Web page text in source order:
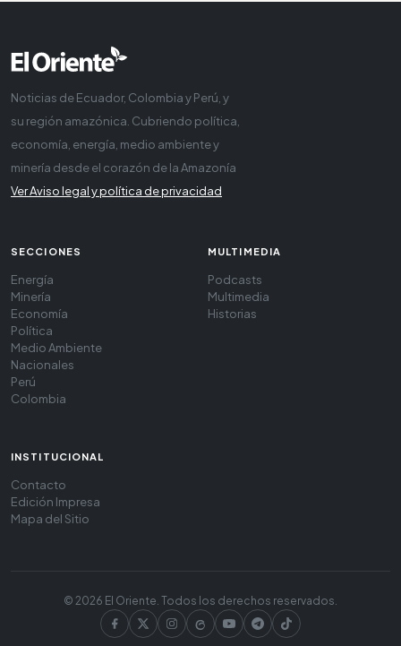
Noticias de Ecuador, Colombia y Perú, y
su región amazónica. Cubriendo política,
economía, energía, medio ambiente y
minería desde el corazón de la Amazonía
Ver Aviso legal y política de privacidad
SECCIONES
Energía
Minería
Economía
Política
Medio Ambiente
Nacionales
Perú
Colombia
MULTIMEDIA
Podcasts
Multimedia
Historias
INSTITUCIONAL
Contacto
Edición Impresa
Mapa del Sitio
© 2026 El Oriente. Todos los derechos reservados.